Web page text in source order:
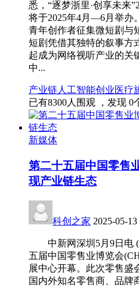
悉，“逐梦浙里·创享未来
将于2025年4月—6月举办
青年创作者征集微短剧
短剧凭借其独特的叙事方
起成为网络视听产业的关
中...
产业链人工智能创业医疗
已有8300人围观 ，发现 0
新媒体
第二十五届中国零售
现产业链生态
科创之家 2025-05-13
中新网深圳5月9日电 (
五届中国零售业博览会
展中心开幕。此次零售盛
国内外知名零售商、品牌